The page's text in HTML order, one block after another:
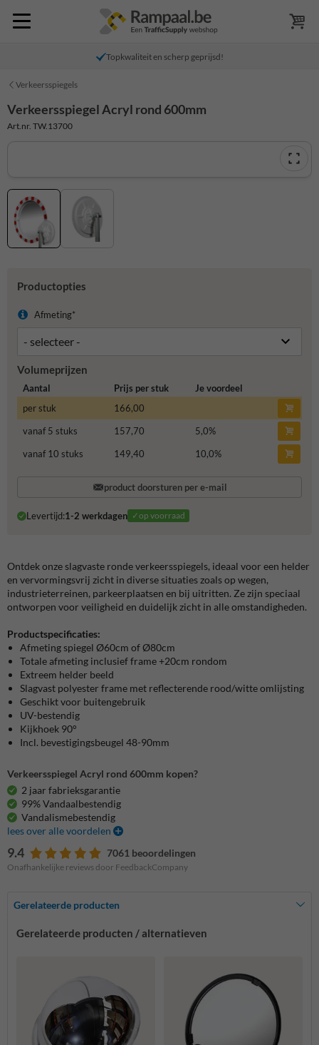
Topkwaliteit en scherp geprijsd!
Verkeersspiegels
Verkeersspiegel Acryl rond 600mm
Art.nr. TW.13700
Productopties
Afmeting*
Volumeprijzen
Aantal Prijs per stuk
Je voordeel
per stuk
166,00
vanaf 5 stuks
157,70 5,0%
vanaf 10 stuks
149,40 10,0%
product doorsturen per e-mail
Levertijd:1-2 werkdagen ✓op voorraad
Ontdek onze slagvaste ronde verkeersspiegels, ideaal voor een helder
en vervormingsvrij zicht in diverse situaties zoals op wegen,
industrieterreinen, parkeerplaatsen en bij uitritten. Ze zijn speciaal
ontworpen voor veiligheid en duidelijk zicht in alle omstandigheden.
Productspecificaties:
Afmeting spiegel Ø60cm of Ø80cm
Totale afmeting inclusief frame +20cm rondom
Extreem helder beeld
Slagvast polyester frame met reflecterende rood/witte omlijsting
Geschikt voor buitengebruik
UV-bestendig
Kijkhoek 90°
Incl. bevestigingsbeugel 48-90mm
Verkeersspiegel Acryl rond 600mm kopen?
2 jaar fabrieksgarantie
99% Vandaalbestendig
Vandalismebestendig
lees over alle voordelen
9.4 7061 beoordelingen
Onafhankelijke reviews door FeedbackCompany
Gerelateerde producten
Gerelateerde producten / alternatieven